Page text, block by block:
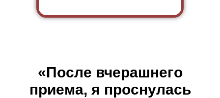
«После вчерашнего
приема, я проснулась